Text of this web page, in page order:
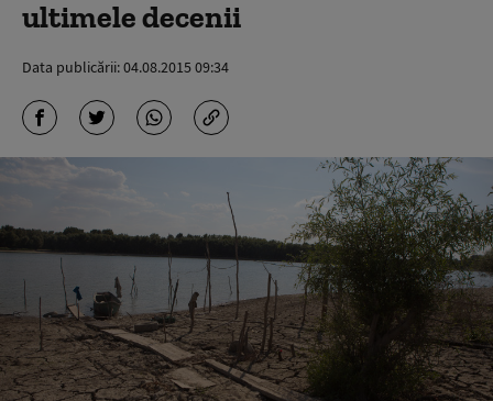
ultimele decenii
Data publicării:04.08.2015 09:34